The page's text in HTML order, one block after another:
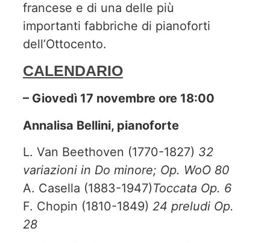
francese e di una delle più
importanti fabbriche di pianoforti
dell’Ottocento.
CALENDARIO
– Giovedì 17 novembre ore 18:00
Annalisa Bellini, pianoforte
L. Van Beethoven (1770-1827) 32
variazioni in Do minore; Op. WoO 80
A. Casella (1883-1947)Toccata Op. 6
F. Chopin (1810-1849) 24 preludi Op.
28